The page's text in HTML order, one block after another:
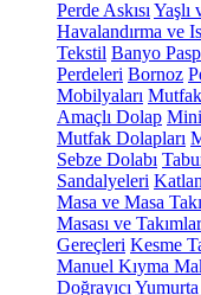
Perde Askısı Yaşlı
Havalandırma ve
Tekstil Banyo
Perdeleri Bornoz
Mobilyaları
Amaçlı Dolap
Mutfak Dolapları
Sebze Dolabı
Sandalyeleri
Masa ve Masa
Masası ve
Gereçleri Kesme
Manuel Kıyma
Doğrayıcı Yumurta